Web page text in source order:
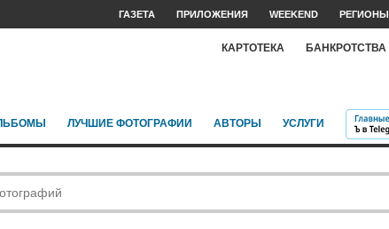
ГАЗЕТА ПРИЛОЖЕНИЯ WEEKEND РЕГИОНЫ
КАРТОТЕКА БАНКРОТСТВА
ЛУЧШИЕ ФОТОГРАФИИ АВТОРЫ УСЛУГИ